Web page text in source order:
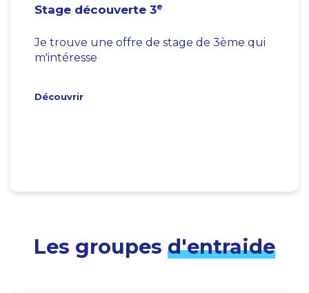
Stage découverte 3e
Je trouve une offre de stage de 3ème qui
m'intéresse
Découvrir
Les groupes d'entraide